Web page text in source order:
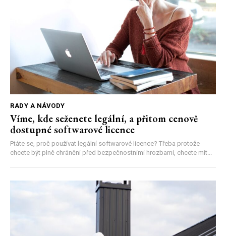
RADY A NÁVODY
Víme, kde seženete legální, a přitom cenově
dostupné softwarové licence
Ptáte se, proč používat legální softwarové licence? Třeba protože
chcete být plně chráněni před bezpečnostními hrozbami, chcete mít...